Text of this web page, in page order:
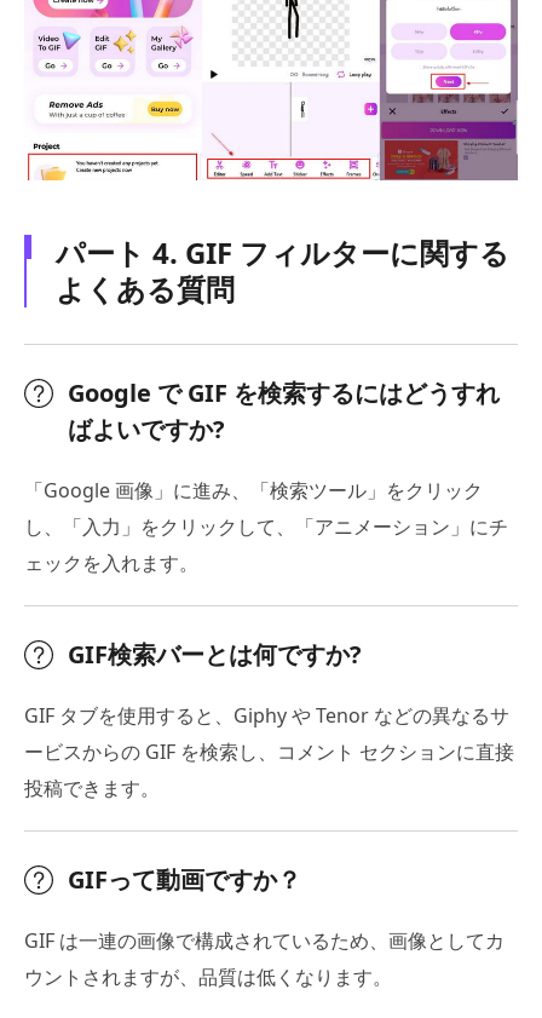
パート 4. GIF フィルターに関する
よくある質問
Google で GIF を検索するにはどうすれ
ばよいですか?
「Google 画像」に進み、「検索ツール」をクリック
し、「入力」をクリックして、「アニメーション」にチ
ェックを入れます。
GIF検索バーとは何ですか?
GIF タブを使用すると、Giphy や Tenor などの異なるサ
ービスからの GIF を検索し、コメント セクションに直接
投稿できます。
GIFって動画ですか？
GIF は一連の画像で構成されているため、画像としてカ
ウントされますが、品質は低くなります。